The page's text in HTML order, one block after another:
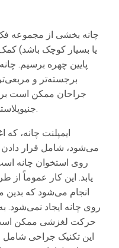
چانه بخشی از مجموعه
یا بسیار کوچک باشد)
پایین چهره برسیم.
برجسته‌تر و
جراحان ممکن است
جنیوپلاستی (برش استخوان چانه) انجام دهند.
ایمپلنت چانه، که
می‌شود، شامل قرار دادن
روی استخوان چانه
یابد. این کار عموماً از
انجام می‌شود که
روی چانه ایجاد نمی‌شود.
حرکت لغزشی ممکن است
این تکنیک جراحی